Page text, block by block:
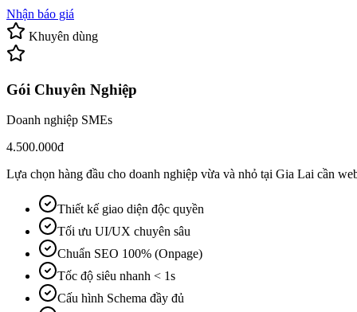
Nhận báo giá
Khuyên dùng
Gói Chuyên Nghiệp
Doanh nghiệp SMEs
4.500.000đ
Lựa chọn hàng đầu cho doanh nghiệp vừa và nhỏ tại Gia Lai cần
Thiết kế giao diện độc quyền
Tối ưu UI/UX chuyên sâu
Chuẩn SEO 100% (Onpage)
Tốc độ siêu nhanh < 1s
Cấu hình Schema đầy đủ